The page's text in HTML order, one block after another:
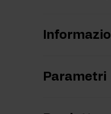
Parametri